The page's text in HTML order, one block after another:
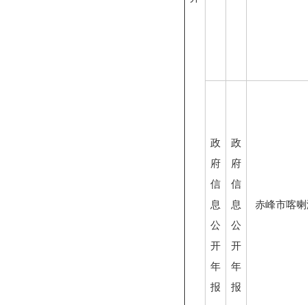
政
府
信
息
公
开
年
报
政
府
信
息
公
开
年
报
赤峰市喀